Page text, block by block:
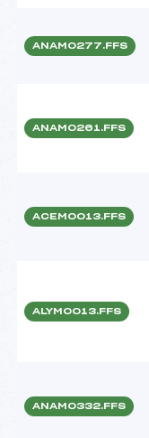
ANAM0277.FFS
ANAM0261.FFS
ACEM0013.FFS
ALYM0013.FFS
ANAM0332.FFS